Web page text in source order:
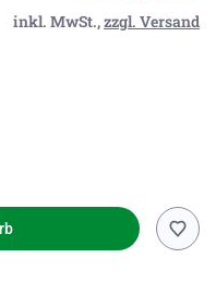
inkl. MwSt.,zzgl. Versand